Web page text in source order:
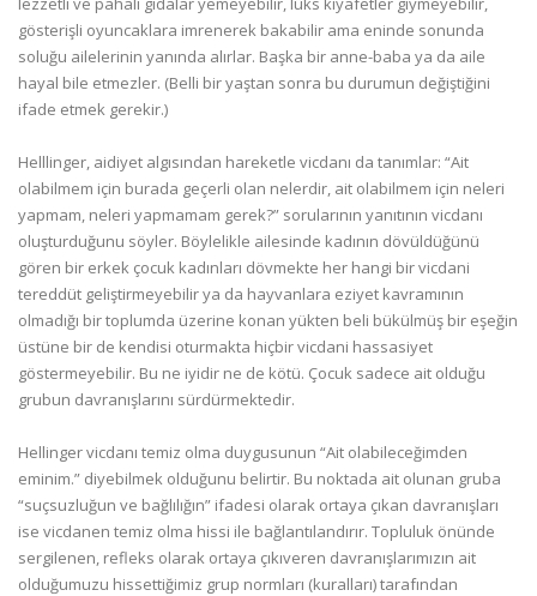
gösterişli oyuncaklara imrenerek bakabilir ama eninde sonunda
soluğu ailelerinin yanında alırlar. Başka bir anne-baba ya da aile
hayal bile etmezler. (Belli bir yaştan sonra bu durumun değiştiğini
ifade etmek gerekir.)
Helllinger, aidiyet algısından hareketle vicdanı da tanımlar: “Ait
olabilmem için burada geçerli olan nelerdir, ait olabilmem için neleri
yapmam, neleri yapmamam gerek?” sorularının yanıtının vicdanı
oluşturduğunu söyler. Böylelikle ailesinde kadının dövüldüğünü
gören bir erkek çocuk kadınları dövmekte her hangi bir vicdani
tereddüt geliştirmeyebilir ya da hayvanlara eziyet kavramının
olmadığı bir toplumda üzerine konan yükten beli bükülmüş bir eşeğin
üstüne bir de kendisi oturmakta hiçbir vicdani hassasiyet
göstermeyebilir. Bu ne iyidir ne de kötü. Çocuk sadece ait olduğu
grubun davranışlarını sürdürmektedir.
Hellinger vicdanı temiz olma duygusunun “Ait olabileceğimden
eminim.” diyebilmek olduğunu belirtir. Bu noktada ait olunan gruba
“suçsuzluğun ve bağlılığın” ifadesi olarak ortaya çıkan davranışları
ise vicdanen temiz olma hissi ile bağlantılandırır. Topluluk önünde
sergilenen, refleks olarak ortaya çıkıveren davranışlarımızın ait
olduğumuzu hissettiğimiz grup normları (kuralları) tarafından